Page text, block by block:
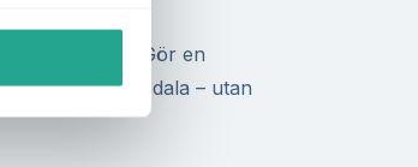
solceller?
Gör en
aktörer i Svedala – utan